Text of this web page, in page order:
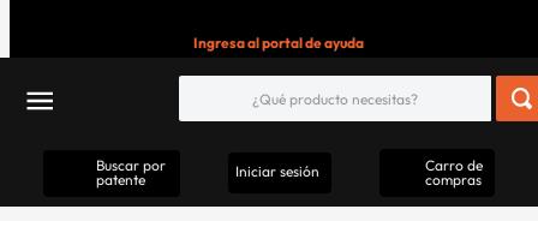
Ingresa al portal de ayuda
Buscar por
patente
Iniciar sesión
Carro de
compras